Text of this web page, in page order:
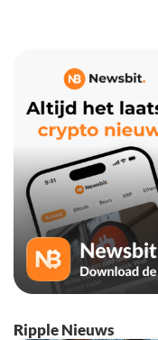
Ripple Nieuws